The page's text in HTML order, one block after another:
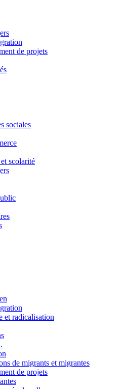
de projets
sociales
scolarité
et radicalisation
de migrants et migrantes
de projets